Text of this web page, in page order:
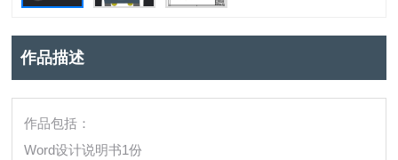
作品描述
作品包括：
Word设计说明书1份